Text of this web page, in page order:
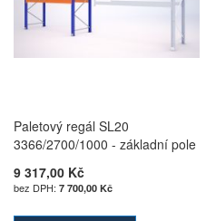
Paletový regál SL20
3366/2700/1000 - základní pole
9 317,00 Kč
7 700,00 Kč